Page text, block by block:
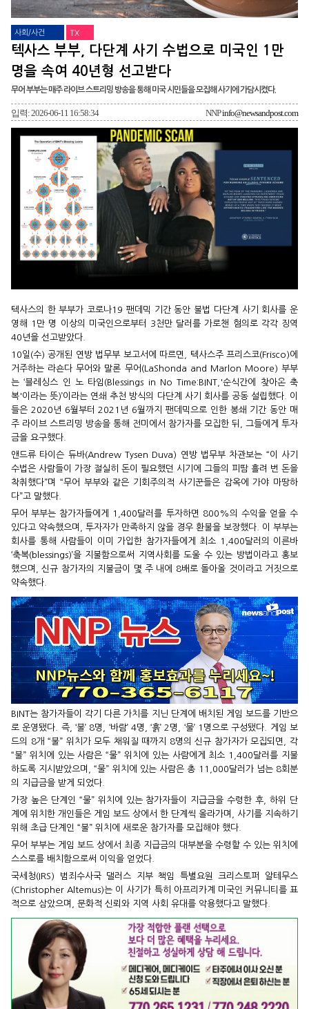
사회/사건 TX
텍사스 부부, 다단계 사기 수법으로 미국인 1만
명을 속여 40년형 선고받다
무어 부부는 매주 라이브 스트리밍 방송을 통해 미국 시민들을 모집해 사기에 가담시켰다.
입력: 2026-06-11 16:58:34 NNPinfo@newsandpost.com
텍사스의 한 부부가 코로나19 팬데믹 기간 동안 불법 다단계 사기 회사를 운
영해 1만 명 이상의 미국인으로부터 3천만 달러를 가로챈 혐의로 각각 징역
40년을 선고받았다.
10일(수) 공개된 연방 법무부 보고서에 따르면, 텍사스주 프리스코(Frisco)에
거주하는 라숀다 무어와 말론 무어(LaShonda and Marlon Moore) 부부
는 ‘블레싱스 인 노 타임(Blessings in No Time:BINT,'순식간에 찾아온 축
복'이라는 뜻)’이라는 연쇄 추천 방식의 다단계 사기 회사를 공동 설립했다. 이
들은 2020년 6월부터 2021년 6월까지 팬데믹으로 인한 봉쇄 기간 동안 매
주 라이브 스트리밍 방송을 통해 전미에서 참가자를 모집한 뒤, 그들에게 투자
금을 요구했다.
앤드류 타이슨 듀바(Andrew Tysen Duva) 연방 법무부 차관보는 “이 사기
수법은 사람들이 가장 절실히 돈이 필요했던 시기에 그들의 피땀 흘려 번 돈을
착취했다”며 “무어 부부와 같은 기회주의적 사기꾼들은 감옥에 가야 마땅하
다”고 말했다.
무어 부부는 참가자들에게 1,400달러를 투자하면 800%의 수익을 얻을 수
있다고 약속했으며, 투자자가 만족하지 않을 경우 환불을 보장했다. 이 부부는
회사를 통해 사람들이 이미 가입한 참가자들에게 최소 1,400달러의 이른바
‘축복(blessings)’을 지불함으로써 지역사회를 도울 수 있는 방법이라고 홍보
했으며, 신규 참가자의 지불금이 몇 주 내에 8배로 돌아올 것이라고 거짓으로
약속했다.
BINT는 참가자들이 각기 다른 가치를 지닌 단계에 배치된 게임 보드를 기반으
로 운영됐다. 즉, ‘불’ 8명, ‘바람’ 4명, ‘흙’ 2명, ‘물’ 1명으로 구성됐다. 게임 보
드의 8개 “불” 위치가 모두 채워질 때까지 8명의 신규 참가자가 모집되면, 각
“불” 위치에 있는 사람은 “물” 위치에 있는 사람에게 최소 1,400달러를 지불
하도록 지시받았으며, “물” 위치에 있는 사람은 총 11,000달러가 넘는 8회분
의 지급금을 받게 되었다.
가장 높은 단계인 “물” 위치에 있는 참가자들이 지급금을 수령한 후, 하위 단
계에 위치한 개인들은 게임 보드 상에서 한 단계씩 올라가며, 사기를 지속하기
위해 초급 단계인 “불” 위치에 새로운 참가자를 모집해야 했다.
무어 부부는 게임 보드 상에서 최종 지급금의 대부분을 수령할 수 있는 위치에
스스로를 배치함으로써 이익을 얻었다.
국세청(IRS) 범죄수사국 댈러스 지부 책임 특별요원 크리스토퍼 알테무스
(Christopher Altemus)는 이 사기가 특히 아프리카계 미국인 커뮤니티를 표
적으로 삼았으며, 문화적 신뢰와 지역 사회 유대를 악용했다고 말했다.